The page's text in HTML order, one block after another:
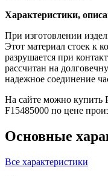
Характеристики,
При изготовлении
Этот материал стоек к
разрушается при
рассчитан на
надежное соединение
На сайте можно купить
F15485000 по цене
Основные
Все характеристики